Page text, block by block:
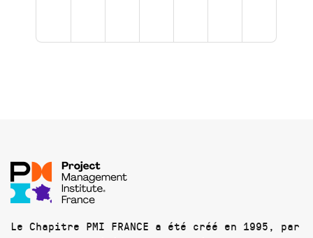
Le Chapitre PMI FRANCE a été créé en 1995, par